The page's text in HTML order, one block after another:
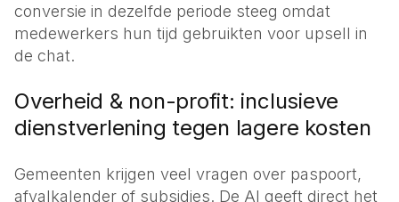
conversie in dezelfde periode steeg omdat
medewerkers hun tijd gebruikten voor upsell in
de chat.
Overheid & non-profit: inclusieve
dienstverlening tegen lagere kosten
Gemeenten krijgen veel vragen over paspoort,
afvalkalender of subsidies. De AI geeft direct het